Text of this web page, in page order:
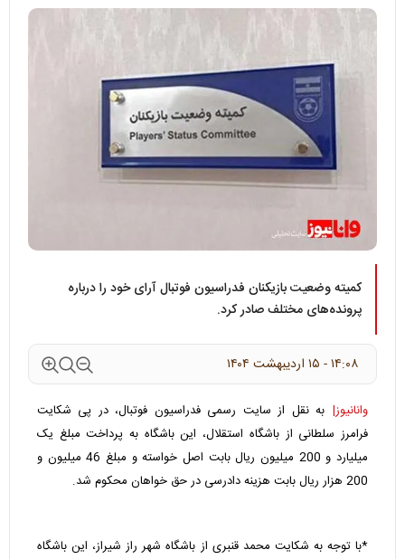
کمیته وضعیت بازیکنان فدراسیون فوتبال آرای خود را درباره
پرونده‌های مختلف صادر کرد.
۱۴:۰۸ - ۱۵ ارديبهشت ۱۴۰۴
وانانیوز| به نقل از ‌سایت رسمی فدراسیون فوتبال، در پی شکایت
فرامرز سلطانی از باشگاه استقلال، این باشگاه به پرداخت مبلغ یک
میلیارد و 200 میلیون ریال بابت اصل خواسته و مبلغ 46 میلیون و
200 هزار ریال بابت هزینه دادرسی در حق خواهان محکوم شد.
*با توجه به شکایت محمد قنبری از باشگاه شهر راز شیراز، این باشگاه